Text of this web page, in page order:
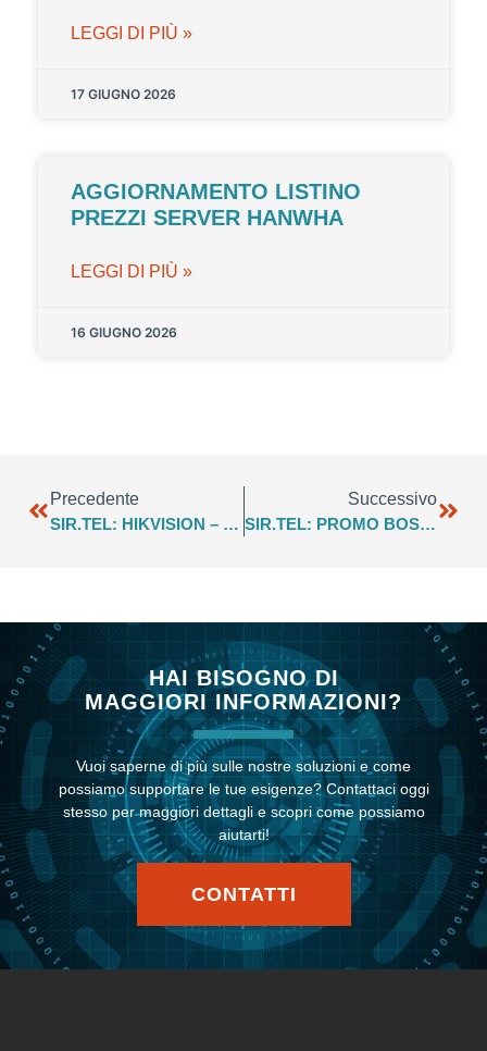
LEGGI DI PIÙ »
17 GIUGNO 2026
AGGIORNAMENTO LISTINO
PREZZI SERVER HANWHA
LEGGI DI PIÙ »
16 GIUGNO 2026
Precedente
SIR.TEL: HIKVISION – PROMOZIONI E FOCUS 2022
Successivo
SIR.TEL: PROMO BOSCH 4×3 MAGGIO 2022
HAI BISOGNO DI
MAGGIORI INFORMAZIONI?
Vuoi saperne di più sulle nostre soluzioni e come
possiamo supportare le tue esigenze? Contattaci oggi
stesso per maggiori dettagli e scopri come possiamo
aiutarti!
CONTATTI